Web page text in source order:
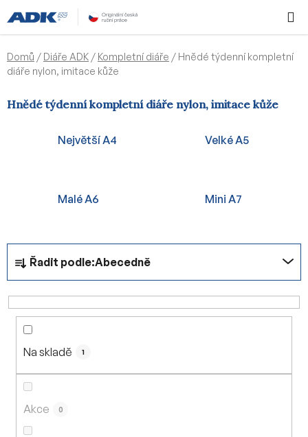
na
obsah
KOŠÍK
Domů / Diáře ADK / Kompletní diáře / Hnědé týdenní kompletní
diáře nylon, imitace kůže
Hnědé týdenní kompletní diáře nylon, imitace kůže
Největší A4 Velké A5
Malé A6 Mini A7
Ř
z
e
n
Řadit podle:Abecedně
Na skladě 1
Akce 0